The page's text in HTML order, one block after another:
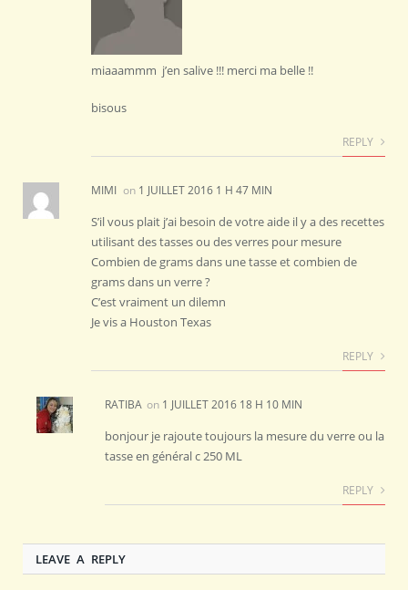
miaaammm j’en salive !!! merci ma belle !!
bisous
REPLY
MIMI on 1 JUILLET 2016 1 H 47 MIN
S’il vous plait j’ai besoin de votre aide il y a des recettes
utilisant des tasses ou des verres pour mesure
Combien de grams dans une tasse et combien de
grams dans un verre ?
C’est vraiment un dilemn
Je vis a Houston Texas
REPLY
RATIBA on 1 JUILLET 2016 18 H 10 MIN
bonjour je rajoute toujours la mesure du verre ou la
tasse en général c 250 ML
REPLY
LEAVE A REPLY